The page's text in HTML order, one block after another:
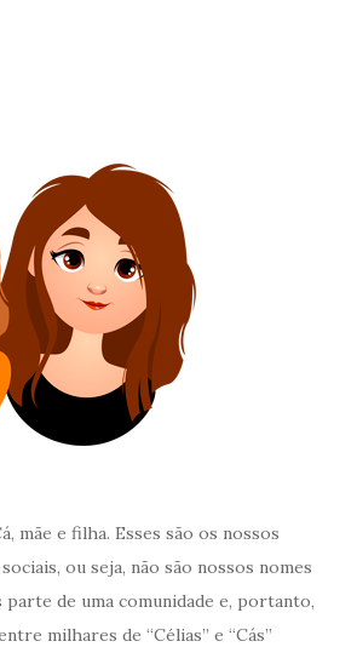
mãe e filha. Esses são os nossos
ou seja, não são nossos nomes
parte de uma comunidade e, portanto,
milhares de “Célias” e “Cás”